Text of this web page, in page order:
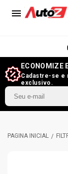
ECONOMIZE
Cadastre-se e
exclusivo.